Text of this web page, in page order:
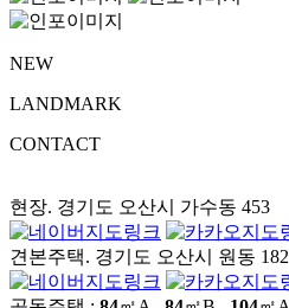
NEW
LANDMARK
CONTACT
현장. 경기도 오산시 가수동 453
견본주택. 경기도 오산시 원동 182